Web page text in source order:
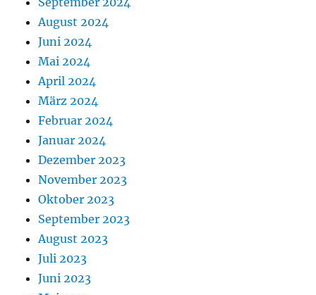
August 2024
Juni 2024
Mai 2024
April 2024
März 2024
Februar 2024
Januar 2024
Dezember 2023
November 2023
Oktober 2023
September 2023
August 2023
Juli 2023
Juni 2023